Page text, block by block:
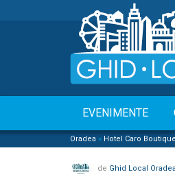
EVENIMENTE
Oradea » Hotel Caro Boutique
de Ghid Local Oradea